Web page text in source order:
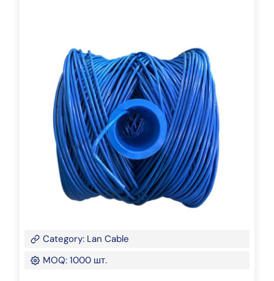
Category: Lan Cable
MOQ: 1000 шт.